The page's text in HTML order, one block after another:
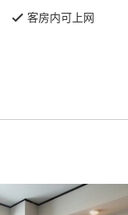
客房内可上网